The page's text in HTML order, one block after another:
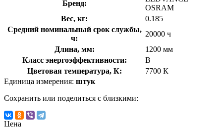
Бренд:
OSRAM
Вес, кг:
0.185
Средний номинальный срок службы,
ч:
20000 ч
Длина, мм:
1200 мм
Класс энергоэффективности:
B
Цветовая температура, К:
7700 К
Единица измерения: штук
Сохранить или поделиться с близкими:
Цена